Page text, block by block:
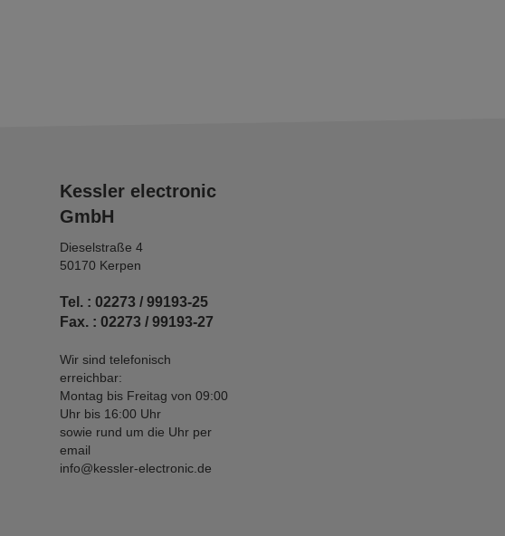
Kessler electronic
GmbH
Dieselstraße 4
50170 Kerpen
Tel. : 02273 / 99193-25
Fax. : 02273 / 99193-27
Wir sind telefonisch
erreichbar:
Montag bis Freitag von 09:00
Uhr bis 16:00 Uhr
sowie rund um die Uhr per
email
info@kessler-electronic.de